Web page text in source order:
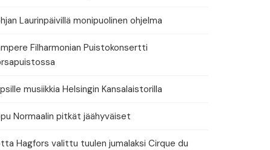
Laurinpäivillä monipuolinen ohjelma
Filharmonian Puistokonsertti
musiikkia Helsingin Kansalaistorilla
Normaalin pitkät jäähyväiset
Hagfors valittu tuulen jumalaksi Cirque du